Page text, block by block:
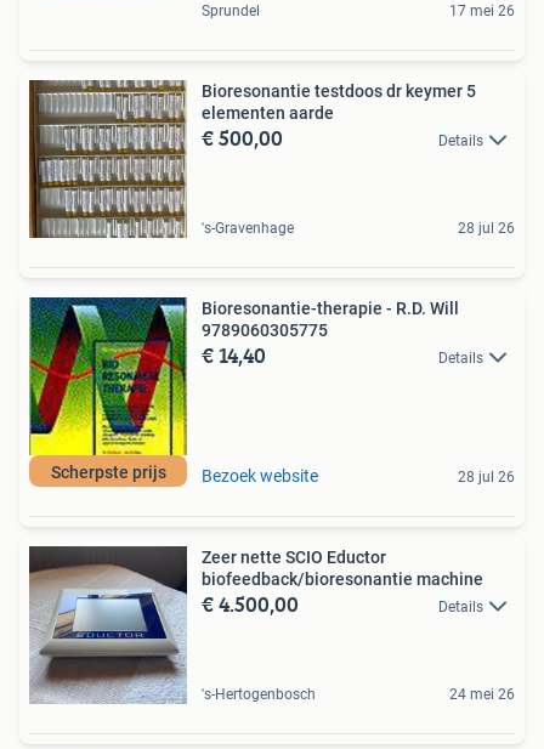
Sprundel 17 mei 26
Bioresonantie testdoos dr keymer 5
elementen aarde
€ 500,00 Details
's-Gravenhage 28 jul 26
Scherpste prijs
Bioresonantie-therapie - R.D. Will
9789060305775
€ 14,40 Details
Bezoek website 28 jul 26
Zeer nette SCIO Eductor
biofeedback/bioresonantie machine
€ 4.500,00 Details
's-Hertogenbosch 24 mei 26